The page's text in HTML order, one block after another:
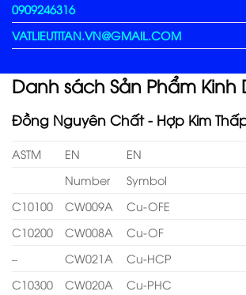
0909246316
VATLIEUTITAN.VN@GMAIL.COM
Danh sách Sản Phẩm Kinh
Đồng Nguyên Chất - Hợp Kim
ASTM EN EN
Number
Symbol
C10100
CW009A Cu-OFE
C10200
CW008A Cu-OF
–
CW021A Cu-HCP
C10300
CW020A Cu-PHC